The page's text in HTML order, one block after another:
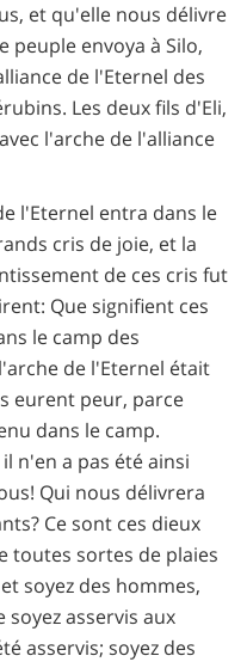
et qu'elle nous délivre
peuple envoya à Silo,
de l'Eternel des
Les deux fils d'Eli,
l'arche de l'alliance
l'Eternel entra dans le
cris de joie, et la
de ces cris fut
Que signifient ces
le camp des
de l'Eternel était
eurent peur, parce
dans le camp.
n'en a pas été ainsi
Qui nous délivrera
Ce sont ces dieux
toutes sortes de plaies
soyez des hommes,
asservis aux
asservis; soyez des